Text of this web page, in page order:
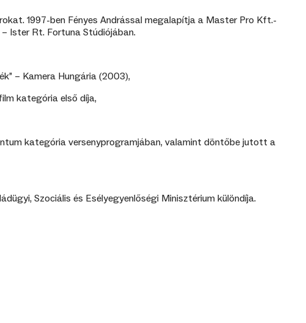
1997-ben Fényes Andrással megalapítja a Master Pro Kft.-
Ister Rt. Fortuna Stúdiójában.
– Kamera Hungária (2003),
kategória első díja,
kategória versenyprogramjában, valamint döntőbe jutott a
Szociális és Esélyegyenlőségi Minisztérium különdíja.